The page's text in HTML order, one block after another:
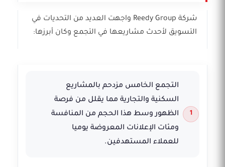
شركة Reedy Group واجهت العديد من التحديات في
التسويق لأحدث مشاريعها في التجمع وكان أبرزها:
التجمع الخامس مزدحم بالمشاريع
السكنية والتجارية مما يقلل من فرصة
الظهور وسط هذا الحجم من المنافسة
ومئات الإعلانات المعروضة يوميا
للعملاء المستهدفين.